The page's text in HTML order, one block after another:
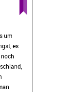
um
es